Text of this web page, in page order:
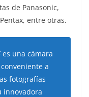
de Panasonic,
entre otras.
es una cámara
a
fotografías
innovadora